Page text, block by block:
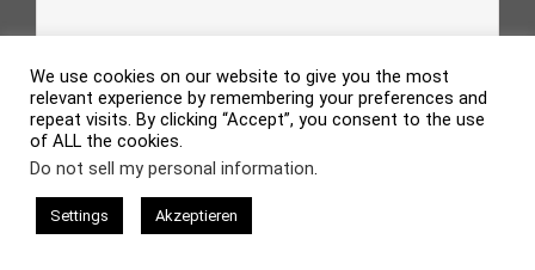
We use cookies on our website to give you the most
relevant experience by remembering your preferences and
repeat visits. By clicking “Accept”, you consent to the use
of ALL the cookies.
Do not sell my personal information.
Settings Akzeptieren